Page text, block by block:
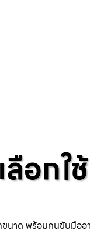
ลือกใ
ขนาด พร้อมคนขับมือ